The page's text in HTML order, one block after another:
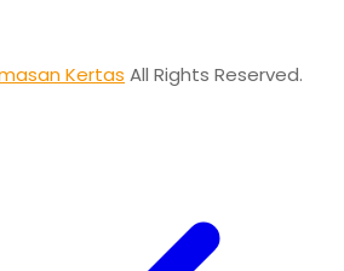
Kertas All Rights Reserved.